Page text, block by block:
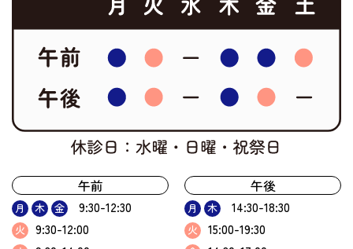
午前
月 木 金 9:30-12:30
火 9:30-12:00
午後
月 木 14:30-18:30
火 15:00-19:30